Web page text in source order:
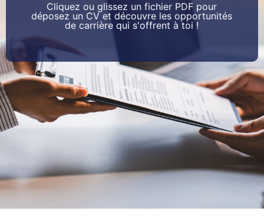
Cliquez ou glissez un fichier PDF pour
déposez un CV et découvre les opportunités
de carrière qui s'offrent à toi !